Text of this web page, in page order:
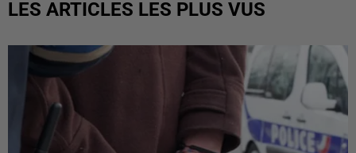
LES ARTICLES LES PLUS VUS